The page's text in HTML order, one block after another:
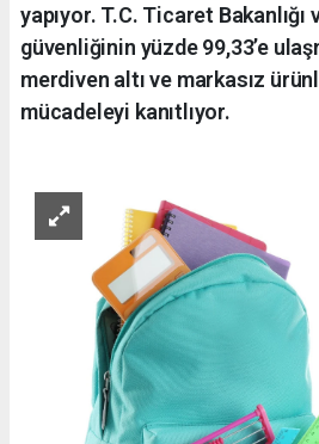
yapıyor. T.C. Ticaret
güvenliğinin yüzde 99,33’e
merdiven altı ve markasız
mücadeleyi kanıtlıyor.